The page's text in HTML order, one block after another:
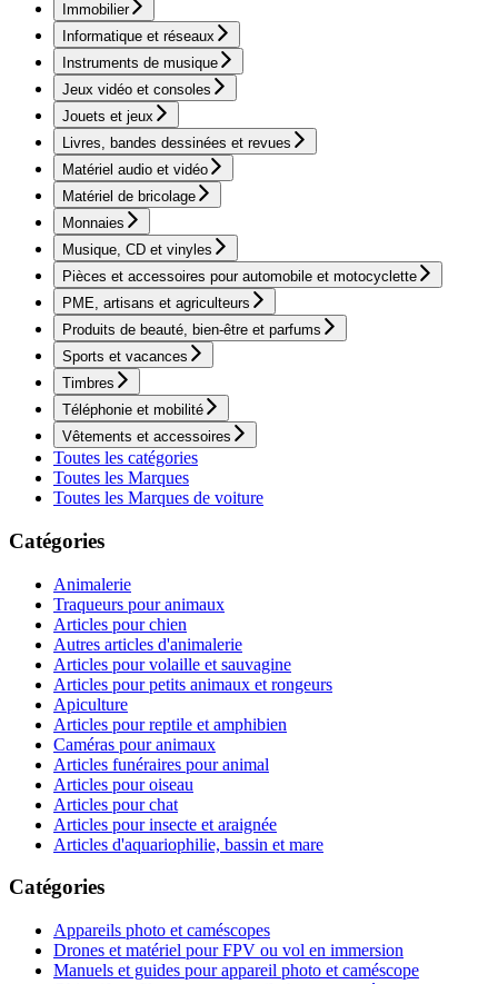
Immobilier
Informatique et réseaux
Instruments de musique
Jeux vidéo et consoles
Jouets et jeux
Livres, bandes dessinées et revues
Matériel audio et vidéo
Matériel de bricolage
Monnaies
Musique, CD et vinyles
Pièces et accessoires pour automobile et motocyclette
PME, artisans et agriculteurs
Produits de beauté, bien-être et parfums
Sports et vacances
Timbres
Téléphonie et mobilité
Vêtements et accessoires
Toutes les catégories
Toutes les Marques
Toutes les Marques de voiture
Catégories
Animalerie
Traqueurs pour animaux
Articles pour chien
Autres articles d'animalerie
Articles pour volaille et sauvagine
Articles pour petits animaux et rongeurs
Apiculture
Articles pour reptile et amphibien
Caméras pour animaux
Articles funéraires pour animal
Articles pour oiseau
Articles pour chat
Articles pour insecte et araignée
Articles d'aquariophilie, bassin et mare
Catégories
Appareils photo et caméscopes
Drones et matériel pour FPV ou vol en immersion
Manuels et guides pour appareil photo et caméscope